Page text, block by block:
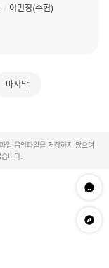
/ 이민정(수현)
마지막
일,음악파일을 저장하지 않으며
니다.
문의하
app